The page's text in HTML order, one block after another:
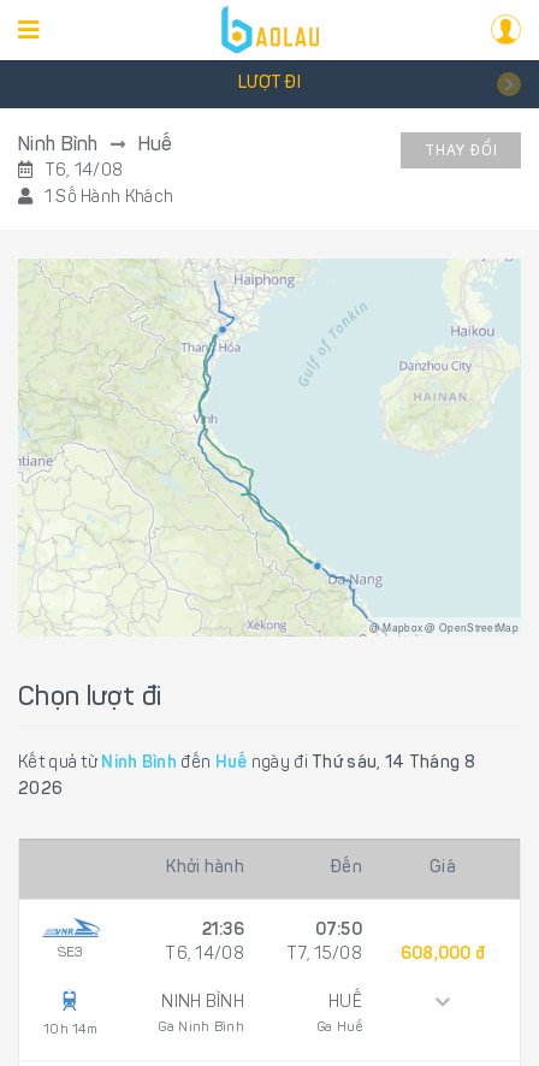
LƯỢT ĐI
Ninh Bình Huế
T6, 14/08
1 Số Hành Khách
THAY ĐỔI
@ Mapbox @ OpenStreetMap
Chọn lượt đi
Kết quả từ Ninh Bình đến Huế ngày đi
Thứ sáu, 14 Tháng 8
2026
Khởi hành Đến Giá
SE3
10h 14m
21:36
T6, 14/08
NINH BÌNH
Ga Ninh Bình
07:50
T7, 15/08
HUẾ
Ga Huế
608,000 đ